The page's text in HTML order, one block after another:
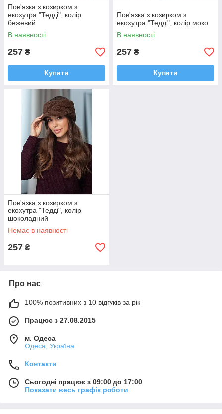
Пов'язка з козирком з
екохутра "Тедді", колір
бежевий
В наявності
257 ₴
Купити
Пов'язка з козирком з
екохутра "Тедді", колір моко
В наявності
257 ₴
Купити
Пов'язка з козирком з
екохутра "Тедді", колір
шоколадний
Немає в наявності
257 ₴
Про нас
100% позитивних з 10 відгуків за рік
Працює з 27.08.2015
м. Одеса
Одеса, Україна
Контакти
Сьогодні працює з 09:00 до 17:00
Показати весь графік роботи